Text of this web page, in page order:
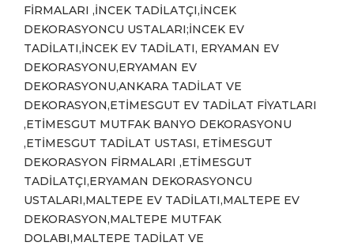
FİRMALARI ,İNCEK TADİLATÇI,İNCEK
DEKORASYONCU USTALARI;İNCEK EV
TADİLATI,İNCEK EV TADİLATI, ERYAMAN EV
DEKORASYONU,ERYAMAN EV
DEKORASYONU,ANKARA TADİLAT VE
DEKORASYON,ETİMESGUT EV TADİLAT FİYATLARI
,ETİMESGUT MUTFAK BANYO DEKORASYONU
,ETİMESGUT TADİLAT USTASI, ETİMESGUT
DEKORASYON FİRMALARI ,ETİMESGUT
TADİLATÇI,ERYAMAN DEKORASYONCU
USTALARI,MALTEPE EV TADİLATI,MALTEPE EV
DEKORASYON,MALTEPE MUTFAK
DOLABI,MALTEPE TADİLAT VE